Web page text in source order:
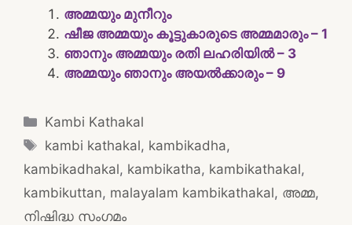
അമ്മയും മുനീറും
ഷീജ അമ്മയും കൂട്ടുകാരുടെ അമ്മമാരും – 1
ഞാനും അമ്മയും രതി ലഹരിയിൽ – 3
അമ്മയും ഞാനും അയൽക്കാരും – 9
Categories
Kambi Kathakal
Tags
kambi kathakal, kambikadha,
kambikadhakal, kambikatha, kambikathakal,
kambikuttan, malayalam kambikathakal, അമ്മ,
നിഷിദ്ധ സംഗമം